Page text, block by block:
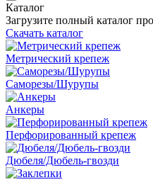
Каталог
Загрузите полный каталог
Скачать каталог
Метрический крепеж
Саморезы/Шурупы
Анкеры
Перфорированный крепеж
Дюбеля/Дюбель-гвозди